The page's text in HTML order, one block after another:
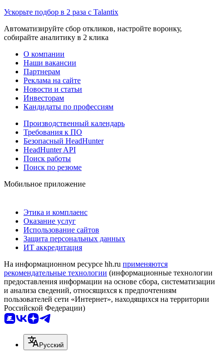
Ускорьте подбор в 2 раза с Talantix
Автоматизируйте сбор откликов, настройте воронку,
собирайте аналитику в 2 клика
О компании
Наши вакансии
Партнерам
Реклама на сайте
Новости и статьи
Инвесторам
Кандидаты по профессиям
Производственный календарь
Требования к ПО
Безопасный HeadHunter
HeadHunter API
Поиск работы
Поиск по резюме
Мобильное приложение
Этика и комплаенс
Оказание услуг
Использование сайтов
Защита персональных данных
ИТ аккредитация
На информационном ресурсе hh.ru применяются
рекомендательные технологии (информационные технологии
предоставления информации на основе сбора, систематизации
и анализа сведений, относящихся к предпочтениям
пользователей сети «Интернет», находящихся на территории
Российской Федерации)
Русский